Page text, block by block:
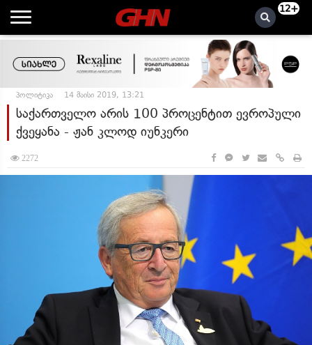
12+
პოლიტიკა 14 მაისი 2019, 13:21
საქართველო არის 100 პროცენტით ევროპული
ქვეყანა - ჟან კლოდ იუნკერი
2272